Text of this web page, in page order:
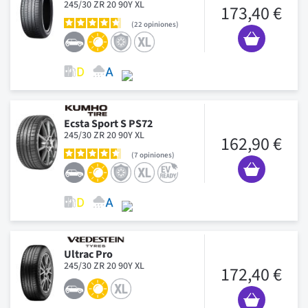
245/30 ZR 20 90Y XL
22 opiniones 173,40 €
Ecsta Sport S PS72
245/30 ZR 20 90Y XL
7 opiniones 162,90 €
Ultrac Pro
245/30 ZR 20 90Y XL 172,40 €